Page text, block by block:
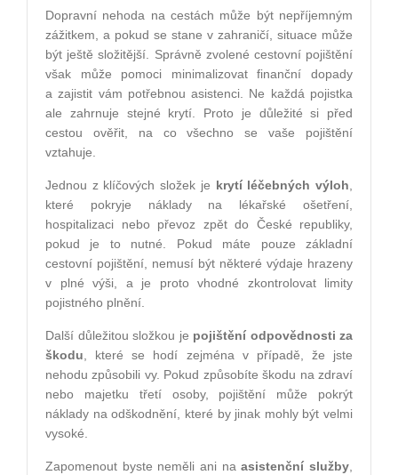
Dopravní nehoda na cestách může být nepříjemným
zážitkem, a pokud se stane v zahraničí, situace může
být ještě složitější. Správně zvolené cestovní pojištění
však může pomoci minimalizovat finanční dopady
a zajistit vám potřebnou asistenci. Ne každá pojistka
ale zahrnuje stejné krytí. Proto je důležité si před
cestou ověřit, na co všechno se vaše pojištění
vztahuje.
Jednou z klíčových složek je krytí léčebných výloh
které pokryje náklady na lékařské ošetření,
hospitalizaci nebo převoz zpět do České republiky,
pokud je to nutné. Pokud máte pouze základní
cestovní pojištění, nemusí být některé výdaje hrazeny
v plné výši, a je proto vhodné zkontrolovat limity
pojistného plnění.
Další důležitou složkou je pojištění odpovědnosti za
škodu , které se hodí zejména v případě, že jste
nehodu způsobili vy. Pokud způsobíte škodu na zdraví
nebo majetku třetí osoby, pojištění může pokrýt
náklady na odškodnění, které by jinak mohly být velmi
vysoké.
Zapomenout byste neměli ani naasistenční služby